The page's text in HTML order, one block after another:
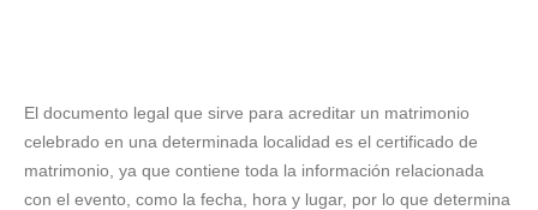
El documento legal que sirve para acreditar un matrimonio
celebrado en una determinada localidad es el certificado de
matrimonio, ya que contiene toda la información relacionada
con el evento, como la fecha, hora y lugar, por lo que determina